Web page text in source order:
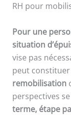
RH pour
Pour une
situation
vise pas
peut
remobilisation
perspectives
terme, étape